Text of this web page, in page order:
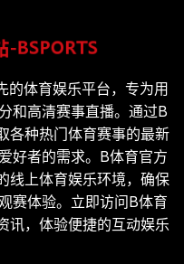
的体育娱乐平台，专为用
和高清赛事直播。通过B
各种热门体育赛事的最新
好者的需求。B体育官方
线上体育娱乐环境，确保
赛体验。立即访问B体育
讯，体验便捷的互动娱乐